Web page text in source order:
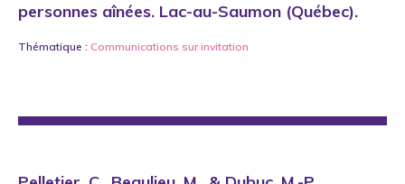
personnes aînées. Lac-au-Saumon (Québec).
Thématique : Communications sur invitation